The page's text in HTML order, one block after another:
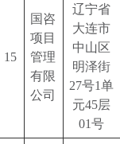
15
国咨
项目
管理
有限
公司
辽宁省
大连市
中山区
明泽街
27号1单
元45层
01号